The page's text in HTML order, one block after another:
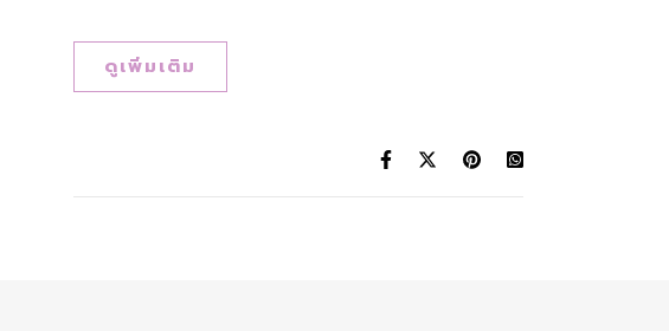
ดูเพิ่มเติม